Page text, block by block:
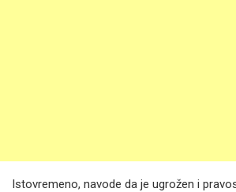
Istovremeno, navode da je ugrožen i